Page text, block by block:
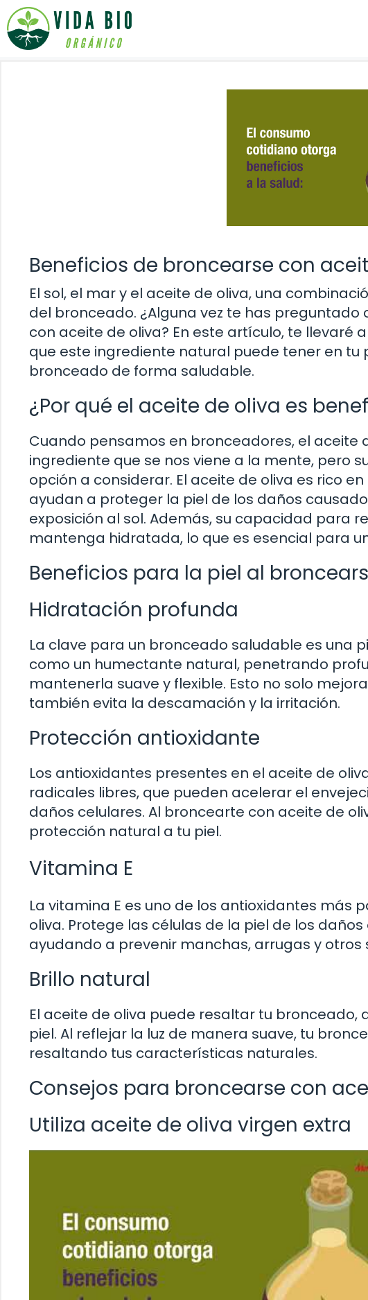
Saltar
al
contenido
Beneficios de broncearse con
El sol, el mar y el aceite de oliva, una
del bronceado. ¿Alguna vez te has
con aceite de oliva? En este artículo, te llevaré
que este ingrediente natural puede tener en tu
bronceado de forma saludable.
¿Por qué el aceite de oliva es
Cuando pensamos en bronceadores, el aceite
ingrediente que se nos viene a la mente, pero
opción a considerar. El aceite de oliva es rico
ayudan a proteger la piel de los daños
exposición al sol. Además, su capacidad para
mantenga hidratada, lo que es esencial para
Beneficios para la piel al
Hidratación profunda
La clave para un bronceado saludable es una
como un humectante natural, penetrando
mantenerla suave y flexible. Esto no solo
también evita la descamación y la irritación.
Protección antioxidante
Los antioxidantes presentes en el aceite de
radicales libres, que pueden acelerar el
daños celulares. Al broncearte con aceite de
protección natural a tu piel.
Vitamina E
La vitamina E es uno de los antioxidantes más
oliva. Protege las células de la piel de los
ayudando a prevenir manchas, arrugas y
Brillo natural
El aceite de oliva puede resaltar tu
piel. Al reflejar la luz de manera suave, tu
resaltando tus características naturales.
Consejos para broncearse con
Utiliza aceite de oliva virgen extra